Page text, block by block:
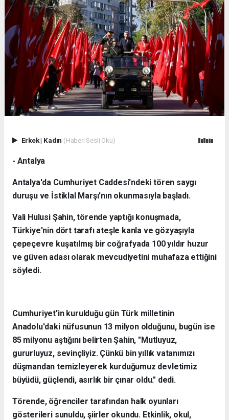
Erkek| Kadın (Haberi Sesli Oku)
- Antalya
Antalya'da Cumhuriyet Caddesi'ndeki tören saygı
duruşu ve İstiklal Marşı'nın okunmasıyla başladı.
Vali Hulusi Şahin, törende yaptığı konuşmada,
Türkiye'nin dört tarafı ateşle kanla ve gözyaşıyla
çepeçevre kuşatılmış bir coğrafyada 100 yıldır huzur
ve güven adası olarak mevcudiyetini muhafaza ettiğini
söyledi.
Cumhuriyet'in kurulduğu gün Türk milletinin
Anadolu'daki nüfusunun 13 milyon olduğunu, bugün ise
85 milyonu aştığını belirten Şahin, "Mutluyuz,
gururluyuz, sevinçliyiz. Çünkü bin yıllık vatanımızı
düşmandan temizleyerek kurduğumuz devletimiz
büyüdü, güçlendi, asırlık bir çınar oldu." dedi.
Törende, öğrenciler tarafından halk oyunları
gösterileri sunuldu, şiirler okundu. Etkinlik, okul,